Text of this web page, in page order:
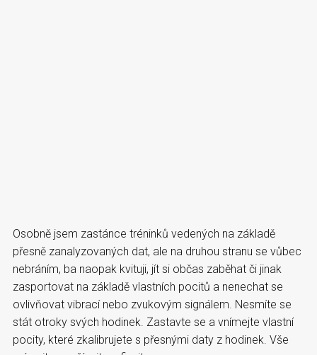
Osobně jsem zastánce tréninků vedených na základě
přesně zanalyzovaných dat, ale na druhou stranu se vůbec
nebráním, ba naopak kvituji, jít si občas zaběhat či jinak
zasportovat na základě vlastních pocitů a nenechat se
ovlivňovat vibrací nebo zvukovým signálem. Nesmíte se
stát otroky svých hodinek. Zastavte se a vnímejte vlastní
pocity, které zkalibrujete s přesnými daty z hodinek. Vše